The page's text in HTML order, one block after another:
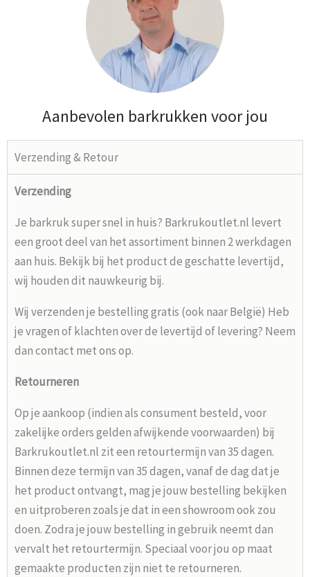
Aanbevolen barkrukken voor jou
Verzending & Retour
Verzending
Je barkruk super snel in huis? Barkrukoutlet.nl levert
een groot deel van het assortiment binnen 2 werkdagen
aan huis. Bekijk bij het product de geschatte levertijd,
wij houden dit nauwkeurig bij.
Wij verzenden je bestelling gratis (ook naar België) Heb
je vragen of klachten over de levertijd of levering? Neem
dan contact met ons op.
Retourneren
Op je aankoop (indien als consument besteld, voor
zakelijke orders gelden afwijkende voorwaarden) bij
Barkrukoutlet.nl zit een retourtermijn van 35 dagen.
Binnen deze termijn van 35 dagen, vanaf de dag dat je
het product ontvangt, mag je jouw bestelling bekijken
en uitproberen zoals je dat in een showroom ook zou
doen. Zodra je jouw bestelling in gebruik neemt dan
vervalt het retourtermijn. Speciaal voor jou op maat
gemaakte producten zijn niet te retourneren.